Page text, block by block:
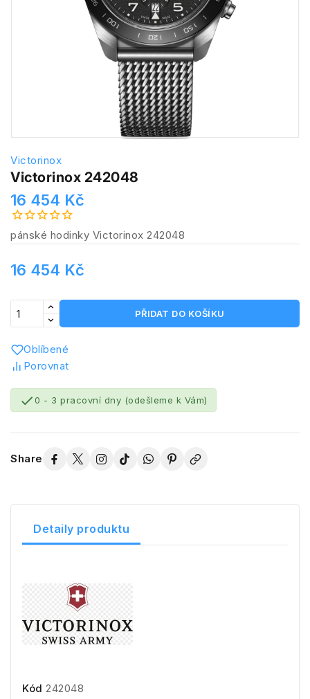
Victorinox
Victorinox 242048
16 454 Kč
pánské hodinky Victorinox 242048
16 454 Kč
PŘIDAT DO KOŠÍKU
Oblíbené
Porovnat
0 - 3 pracovní dny (odešleme k Vám)
Share
Detaily produktu
Kód 242048